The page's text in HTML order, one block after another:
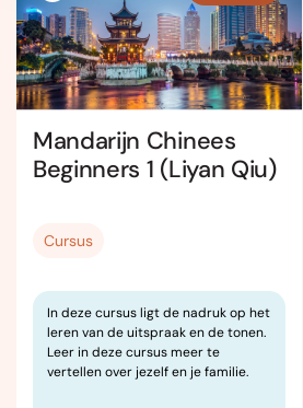
Mandarijn Chinees
Beginners 1 (Liyan Qiu)
Cursus
In deze cursus ligt de nadruk op het
leren van de uitspraak en de tonen.
Leer in deze cursus meer te
vertellen over jezelf en je familie.